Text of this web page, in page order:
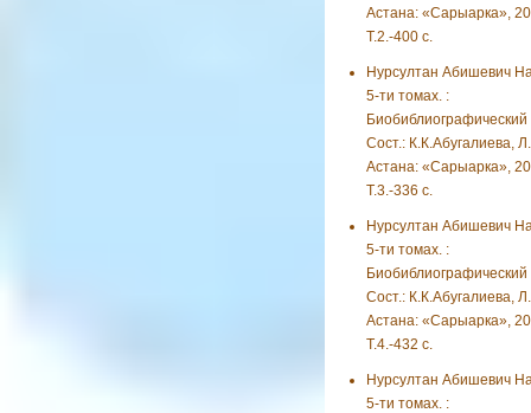
Астана: «Сарыарка»,
Т.2.-400 с.
Нурсултан Абишевич
5-ти томах. :
Биобиблиографический
Сост.: К.К.Абугалиева,
Астана: «Сарыарка»,
Т.3.-336 с.
Нурсултан Абишевич
5-ти томах. :
Биобиблиографический
Сост.: К.К.Абугалиева,
Астана: «Сарыарка»,
Т.4.-432 с.
Нурсултан Абишевич
5-ти томах. :